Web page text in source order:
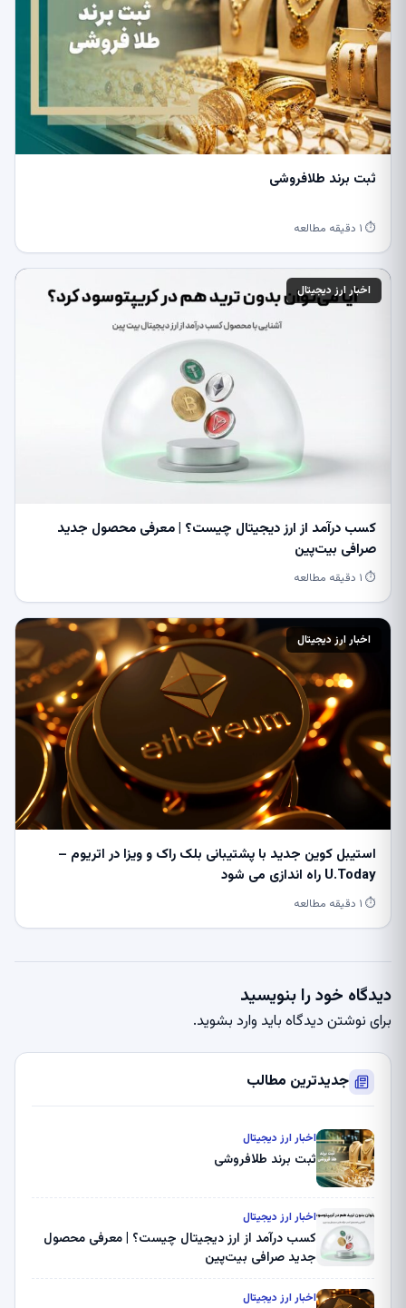
ثبت برند طلافروشی
⏱ ۱ دقیقه مطالعه
اخبار ارز دیجیتال
کسب درآمد از ارز دیجیتال چیست؟ | معرفی محصول جدید
صرافی بیت‌پین
⏱ ۱ دقیقه مطالعه
اخبار ارز دیجیتال
استیبل کوین جدید با پشتیبانی بلک راک و ویزا در اتریوم –
U.Today راه اندازی می شود
⏱ ۱ دقیقه مطالعه
دیدگاه خود را بنویسید
برای نوشتن دیدگاه باید وارد بشوید.
جدیدترین مطالب
اخبار ارز دیجیتال
ثبت برند طلافروشی
اخبار ارز دیجیتال
کسب درآمد از ارز دیجیتال چیست؟ | معرفی محصول
جدید صرافی بیت‌پین
اخبار ارز دیجیتال